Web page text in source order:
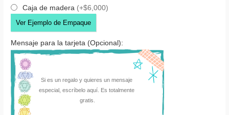
Caja de madera (+$6,000)
Ver Ejemplo de Empaque
Mensaje para la tarjeta (Opcional):